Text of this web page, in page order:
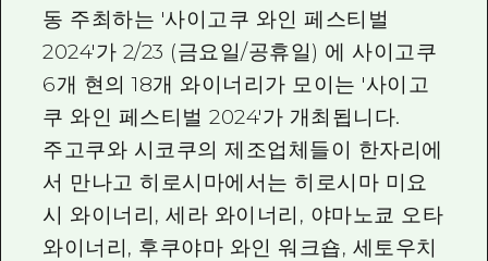
동 주최하는 '사이고쿠 와인 페스티벌
2024'가 2/23 (금요일/공휴일) 에 사이고쿠
6개 현의 18개 와이너리가 모이는 '사이고
쿠 와인 페스티벌 2024'가 개최됩니다.
주고쿠와 시코쿠의 제조업체들이 한자리에
서 만나고 히로시마에서는 히로시마 미요
시 와이너리, 세라 와이너리, 야마노쿄 오타
와이너리, 후쿠야마 와인 워크숍, 세토우치